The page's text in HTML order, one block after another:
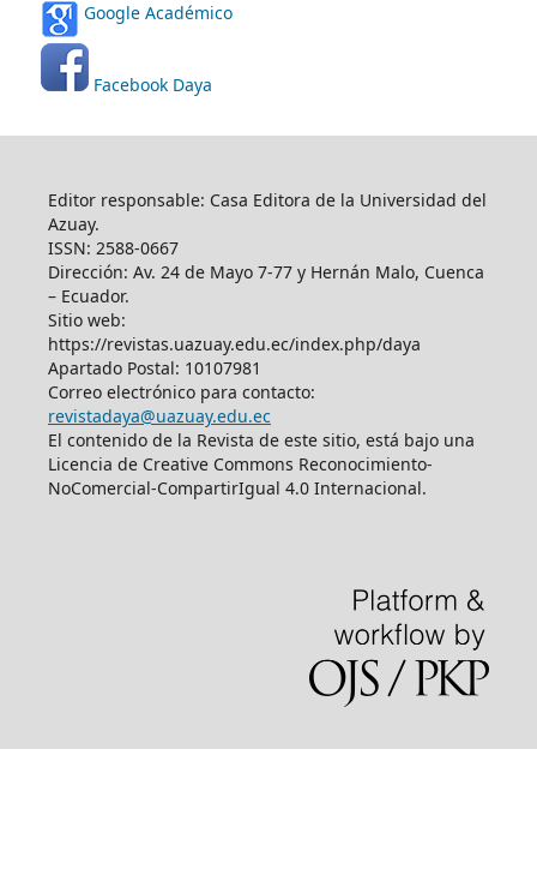
Google Académico
Facebook Daya
Editor responsable: Casa Editora de la Universidad del
Azuay.
ISSN: 2588-0667
Dirección: Av. 24 de Mayo 7-77 y Hernán Malo, Cuenca
– Ecuador.
Sitio web:
https://revistas.uazuay.edu.ec/index.php/daya
Apartado Postal: 10107981
Correo electrónico para contacto:
revistadaya@uazuay.edu.ec
El contenido de la Revista de este sitio, está bajo una
Licencia de Creative Commons Reconocimiento-
NoComercial-CompartirIgual 4.0 Internacional.